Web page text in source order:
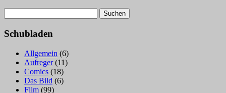
nach:
Schubladen
Allgemein (6)
Aufreger(11)
Comics (18)
Das Bild (6)
Film (99)